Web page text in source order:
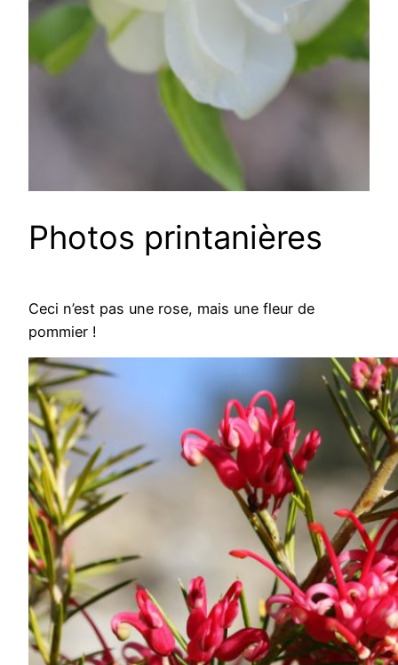
Photos printanières
Ceci n’est pas une rose, mais une fleur de
pommier !